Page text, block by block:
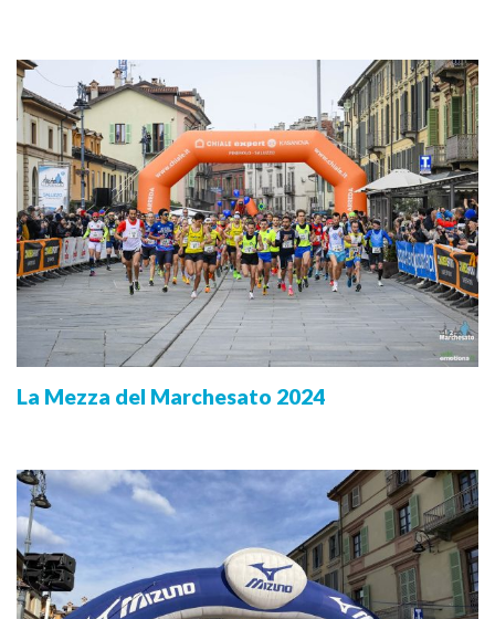
La Mezza del Marchesato 2024